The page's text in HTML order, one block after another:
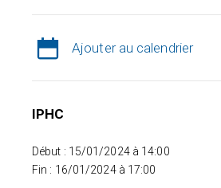
Ajouter au calendrier
IPHC
Début : 15/01/2024 à 14:00
Fin : 16/01/2024 à 17:00